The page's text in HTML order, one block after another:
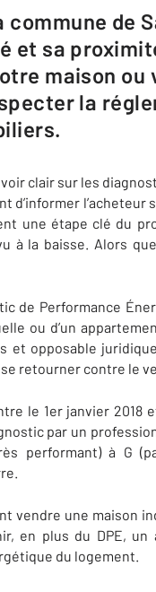
et sa
maison
la
voir clair sur les
l’acheteur
une étape clé du
à la baisse. Alors
de Performance
ou d’un
et opposable
se retourner contre le
le 1er janvier 2018
par un
performant) à G
vendre une maison
en plus du DPE,
du logement.